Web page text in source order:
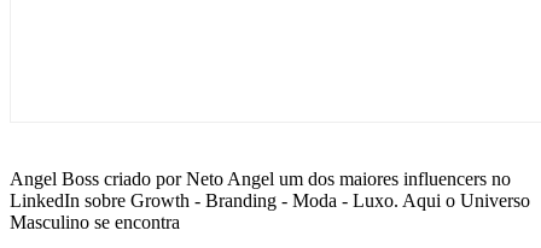
Angel Boss criado por Neto Angel um dos maiores influencers no
LinkedIn sobre Growth - Branding - Moda - Luxo. Aqui o Universo
Masculino se encontra